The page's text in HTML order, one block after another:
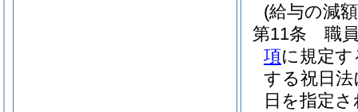
(給与の減
第11条
職
項に規定
する祝日
日を指定